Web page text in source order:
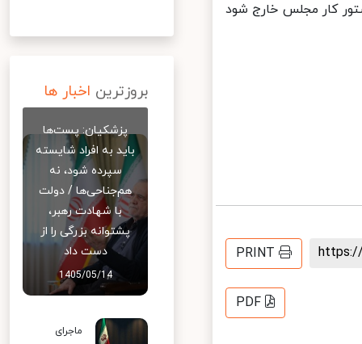
کار مجلس خارج شود
PRINT
PDF
بروزترین اخبار ها
پزشکیان: پست‌ها
باید به افراد شایسته
سپرده شود، نه
هم‌جناحی‌ها / دولت
با شهادت رهبر،
پشتوانه بزرگی را از
دست داد
1405/05/14
ماجرای